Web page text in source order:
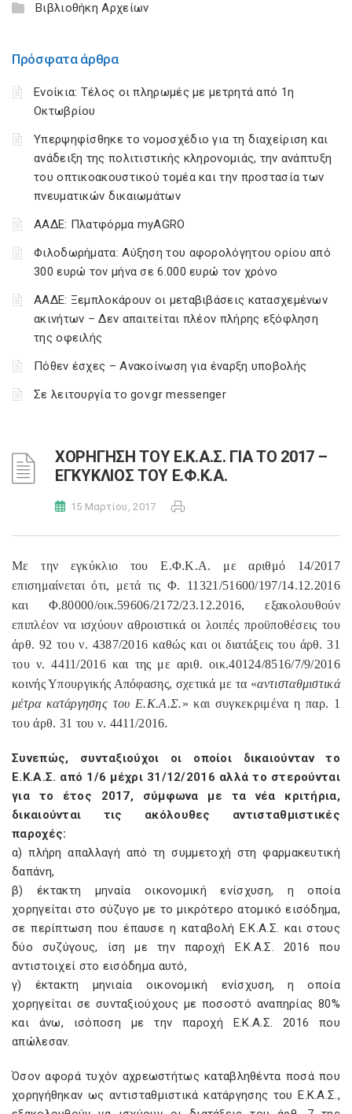
Βιβλιοθήκη Αρχείων
Πρόσφατα άρθρα
Ενοίκια: Τέλος οι πληρωμές με μετρητά από 1η
Οκτωβρίου
Υπερψηφίσθηκε το νομοσχέδιο για τη διαχείριση και
ανάδειξη της πολιτιστικής κληρονομιάς, την ανάπτυξη
του οπτικοακουστικού τομέα και την προστασία των
πνευματικών δικαιωμάτων
ΑΑΔΕ: Πλατφόρμα myAGRO
Φιλοδωρήματα: Αύξηση του αφορολόγητου ορίου από
300 ευρώ τον μήνα σε 6.000 ευρώ τον χρόνο
ΑΑΔΕ: Ξεμπλοκάρουν οι μεταβιβάσεις κατασχεμένων
ακινήτων – Δεν απαιτείται πλέον πλήρης εξόφληση
της οφειλής
Πόθεν έσχες – Ανακοίνωση για έναρξη υποβολής
Σε λειτουργία το gov.gr messenger
ΧΟΡΗΓΗΣΗ ΤΟΥ Ε.Κ.Α.Σ. ΓΙΑ ΤΟ 2017 –
ΕΓΚΥΚΛΙΟΣ ΤΟΥ Ε.Φ.Κ.Α.
15 Μαρτίου, 2017
Με την εγκύκλιο του Ε.Φ.Κ.Α. με αριθμό 14/2017
επισημαίνεται ότι, μετά τις Φ. 11321/51600/197/14.12.2016
και Φ.80000/οικ.59606/2172/23.12.2016, εξακολουθούν
επιπλέον να ισχύουν αθροιστικά οι λοιπές προϋποθέσεις του
άρθ. 92 του ν. 4387/2016 καθώς και οι διατάξεις του άρθ. 31
του ν. 4411/2016 και της με αριθ. οικ.40124/8516/7/9/2016
κοινής Υπουργικής Απόφασης, σχετικά με τα «αντισταθμιστικά
μέτρα κατάργησης του Ε.Κ.Α.Σ.» και συγκεκριμένα η παρ. 1
του άρθ. 31 του ν. 4411/2016.
Συνεπώς, συνταξιούχοι οι οποίοι δικαιούνταν το
Ε.Κ.Α.Σ. από 1/6 μέχρι 31/12/2016 αλλά το στερούνται
για το έτος 2017, σύμφωνα με τα νέα κριτήρια,
δικαιούνται τις ακόλουθες αντισταθμιστικές
παροχές:
α) πλήρη απαλλαγή από τη συμμετοχή στη φαρμακευτική
δαπάνη,
β) έκτακτη μηναία οικονομική ενίσχυση, η οποία
χορηγείται στο σύζυγο με το μικρότερο ατομικό εισόδημα,
σε περίπτωση που έπαυσε η καταβολή Ε.Κ.Α.Σ. και στους
δύο συζύγους, ίση με την παροχή Ε.Κ.Α.Σ. 2016 που
αντιστοιχεί στο εισόδημα αυτό,
γ) έκτακτη μηνιαία οικονομική ενίσχυση, η οποία
χορηγείται σε συνταξιούχους με ποσοστό αναπηρίας 80%
και άνω, ισόποση με την παροχή Ε.Κ.Α.Σ. 2016 που
απώλεσαν.
Όσον αφορά τυχόν αχρεωστήτως καταβληθέντα ποσά που
χορηγήθηκαν ως αντισταθμιστικά κατάργησης του Ε.Κ.Α.Σ.,